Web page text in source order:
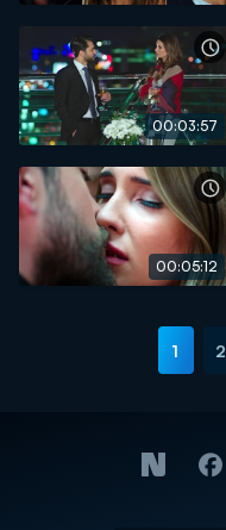
00:03:57
00:05:12
1 2